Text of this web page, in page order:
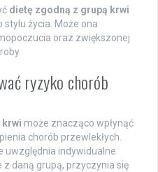
dietę zgodną z grupą krwi
życia. Może ona
oraz zwiększonej
ryzyko chorób
krwi może znacząco wpłynąć
chorób przewlekłych.
uwzględnia indywidualne
daną grupą, przyczynia się